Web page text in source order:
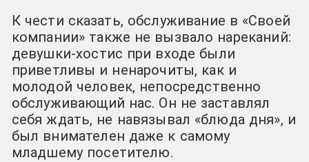
К чести сказать, обслуживание в «Своей
компании» также не вызвало нареканий:
девушки-хостис при входе были
приветливы и ненарочиты, как и
молодой человек, непосредственно
обслуживающий нас. Он не заставлял
себя ждать, не навязывал «блюда дня», и
был внимателен даже к самому
младшему посетителю.